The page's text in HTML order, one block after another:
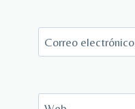
Correo electrónico